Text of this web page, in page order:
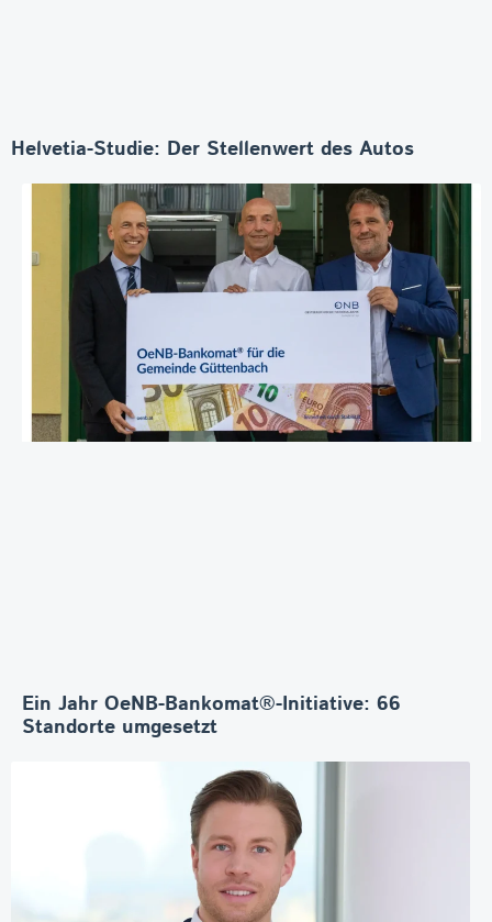
Helvetia-Studie: Der Stellenwert des Autos
Ein Jahr OeNB-Bankomat®-Initiative: 66
Standorte umgesetzt